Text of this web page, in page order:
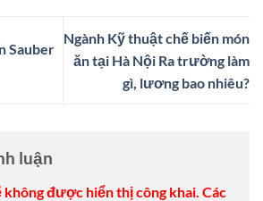
Sauber
Ngành Kỹ thuật chế biến món
ăn tại Hà Nội Ra trường làm
gì, lương bao nhiêu?
luận
không được hiển thị công khai. Các